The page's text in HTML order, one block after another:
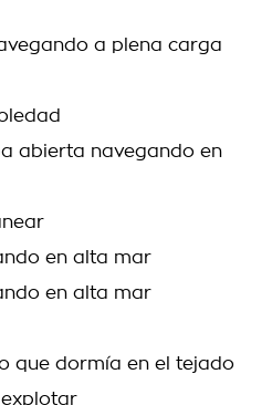
a plena carga
abierta navegando en
en alta mar
en alta mar
que dormía en el tejado